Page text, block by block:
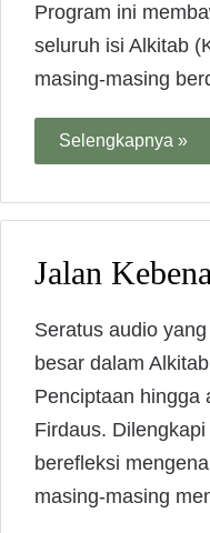
Program ini
seluruh isi Alkitab
masing-masing
Selengkapnya »
Jalan
Seratus audio
besar dalam
Penciptaan hingga
Firdaus.
berefleksi
masing-masing